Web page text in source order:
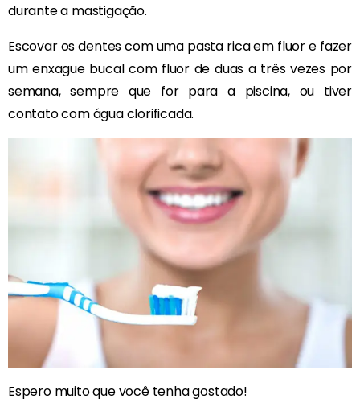
durante a mastigação.
Escovar os dentes com uma pasta rica em fluor e fazer
um enxague bucal com fluor de duas a três vezes por
semana, sempre que for para a piscina, ou tiver
contato com água clorificada.
Espero muito que você tenha gostado!